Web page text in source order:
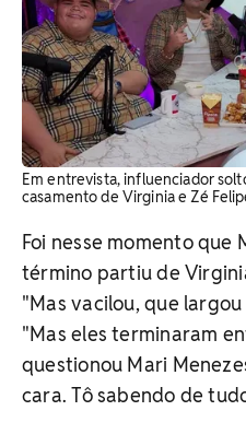
Em entrevista, influenciador
casamento de Virginia e Zé
Foi nesse momento que
término partiu de
"Mas vacilou, que largou
"Mas eles terminaram
questionou Mari
cara. Tô sabendo de